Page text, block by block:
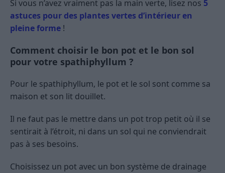
Si vous n’avez vraiment pas la main verte, lisez nos 5
astuces pour des plantes vertes d’intérieur en
pleine forme !
Comment choisir le bon pot et le bon sol
pour votre spathiphyllum ?
Pour le spathiphyllum, le pot et le sol sont comme sa
maison et son lit douillet.
Il ne faut pas le mettre dans un pot trop petit où il se
sentirait à l’étroit, ni dans un sol qui ne conviendrait
pas à ses besoins.
Choisissez un pot avec un bon système de drainage